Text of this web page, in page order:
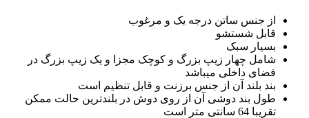
از جنس ساتن درجه یک و مرغوب
قابل شستشو
بسیار سبک
شامل چهار زیپ بزرگ و کوچک مجزا و یک زیپ بزرگ در
فضای داخلی میباشد
بند بلند آن از جنس برزنت و قابل تنظیم است
طول بند دوشی آن از روی دوش در بلندترین حالت ممکن
تقریبا 64 سانتی متر است